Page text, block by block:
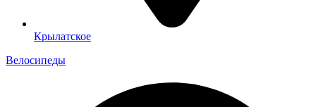
Крылатское
Велосипеды